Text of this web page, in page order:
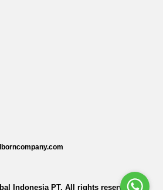
Indonesia PT. All rights reserved.